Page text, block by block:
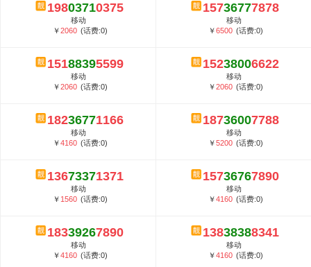
5G套餐资费贵吗？与国际相比很低会...
郑州全号网选号流程官方选号平台...
19803710375
移动
￥2060 (话费:0)
15736777878
移动
￥6500 (话费:0)
15188395599
移动
￥2060 (话费:0)
15238006622
移动
￥2060 (话费:0)
18236771166
移动
￥4160 (话费:0)
18736007788
移动
￥5200 (话费:0)
13673371371
移动
￥ 1560 (话费:0)
15736767890
移动
￥4160 (话费:0)
18339267890
移动
￥4160 (话费:0)
13838388341
移动
￥4160 (话费:0)